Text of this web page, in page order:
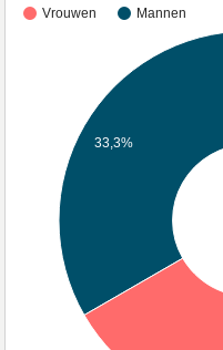
Vrouwen Mannen
33,3%